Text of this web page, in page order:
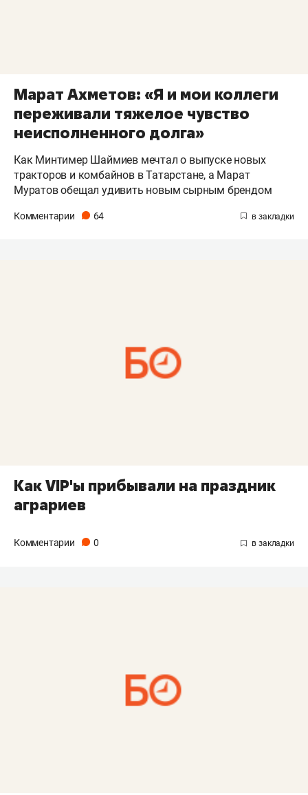
Марат Ахметов: «Я и мои коллеги
переживали тяжелое чувство
неисполненного долга»
Как Минтимер Шаймиев мечтал о выпуске новых
тракторов и комбайнов в Татарстане, а Марат
Муратов обещал удивить новым сырным брендом
Комментарии 64
Как VIP'ы прибывали на праздник
аграриев
Комментарии 0